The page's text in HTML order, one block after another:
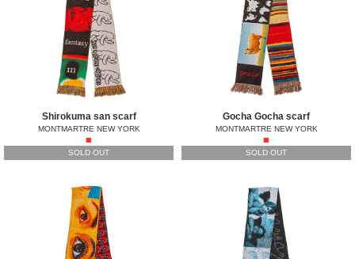
Shirokuma san scarf
MONTMARTRE NEW YORK
■
SOLD OUT
Gocha Gocha scarf
MONTMARTRE NEW YORK
■
SOLD OUT